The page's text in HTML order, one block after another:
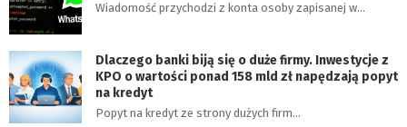
Wiadomość przychodzi z konta osoby zapisanej w…
Dlaczego banki biją się o duże firmy. Inwestycje z
KPO o wartości ponad 158 mld zł napędzają popyt
na kredyt
Popyt na kredyt ze strony dużych firm…